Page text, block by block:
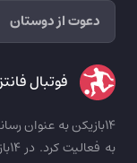
دعوت از دوستان
فوتبال